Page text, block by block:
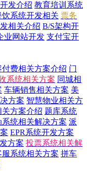
发介绍 教育培训系统
饮系统开发相关 票务
相关介绍 B/S架构开
业网站开发 支付宝开
付费相关方案介绍 门
系统相关方案 同城相
车辆销售相关方案 美
方案 智慧物业相关方
方案介绍 题库系统
系统相关解决方案 派
EPR系统开发方案
方案 投票系统相关解
服系统相关方案 拼车